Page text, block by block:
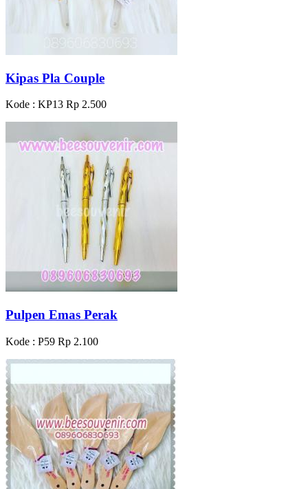
Kipas Pla Couple
Kode : KP13 Rp 2.500
Pulpen Emas Perak
Kode : P59 Rp 2.100